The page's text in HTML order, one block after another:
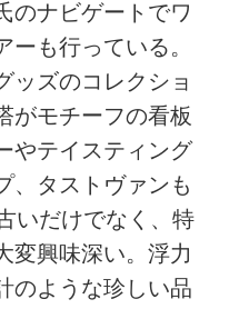
のナビゲートでワ
も行っている。
ッズのコレクショ
がモチーフの看板
やテイスティング
、タストヴァンも
いだけでなく、特
変興味深い。浮力
のような珍しい品